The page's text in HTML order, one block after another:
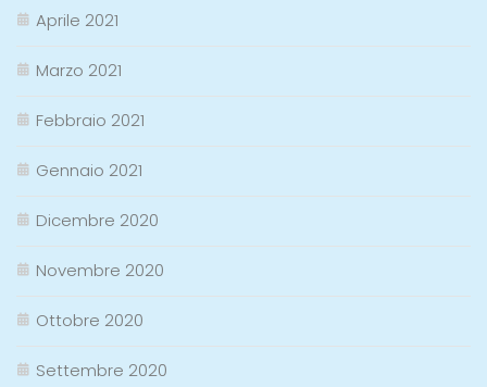
Aprile 2021
Marzo 2021
Febbraio 2021
Gennaio 2021
Dicembre 2020
Novembre 2020
Ottobre 2020
Settembre 2020